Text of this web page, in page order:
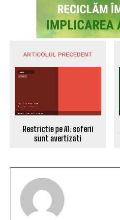
ARTICOLUL PRECEDENT
Restrictie pe A1: soferii
sunt avertizati